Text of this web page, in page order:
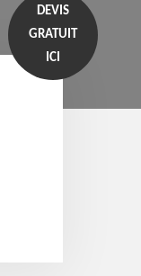
DEVIS
GRATUIT
ICI